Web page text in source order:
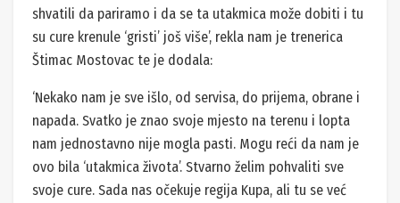
shvatili da pariramo i da se ta utakmica može dobiti i tu
su cure krenule ‘gristi’ još više’, rekla nam je trenerica
Štimac Mostovac te je dodala:
‘Nekako nam je sve išlo, od servisa, do prijema, obrane i
napada. Svatko je znao svoje mjesto na terenu i lopta
nam jednostavno nije mogla pasti. Mogu reći da nam je
ovo bila ‘utakmica života’. Stvarno želim pohvaliti sve
svoje cure. Sada nas očekuje regija Kupa, ali tu se već